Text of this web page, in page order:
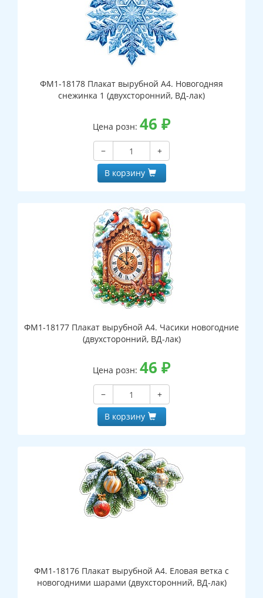
ФМ1-18178 Плакат вырубной А4. Новогодняя
снежинка 1 (двухсторонний, ВД-лак)
Цена розн: 46 ₽
−
+
В корзину
ФМ1-18177 Плакат вырубной А4. Часики новогодние
(двухсторонний, ВД-лак)
Цена розн: 46 ₽
−
+
В корзину
ФМ1-18176 Плакат вырубной А4. Еловая ветка с
новогодними шарами (двухсторонний, ВД-лак)